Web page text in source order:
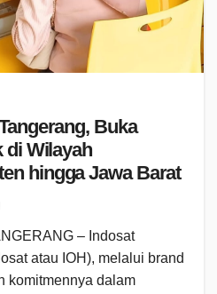
Buka
di Wilayah
hingga Jawa Barat
– Indosat
atau IOH), melalui brand
komitmennya dalam